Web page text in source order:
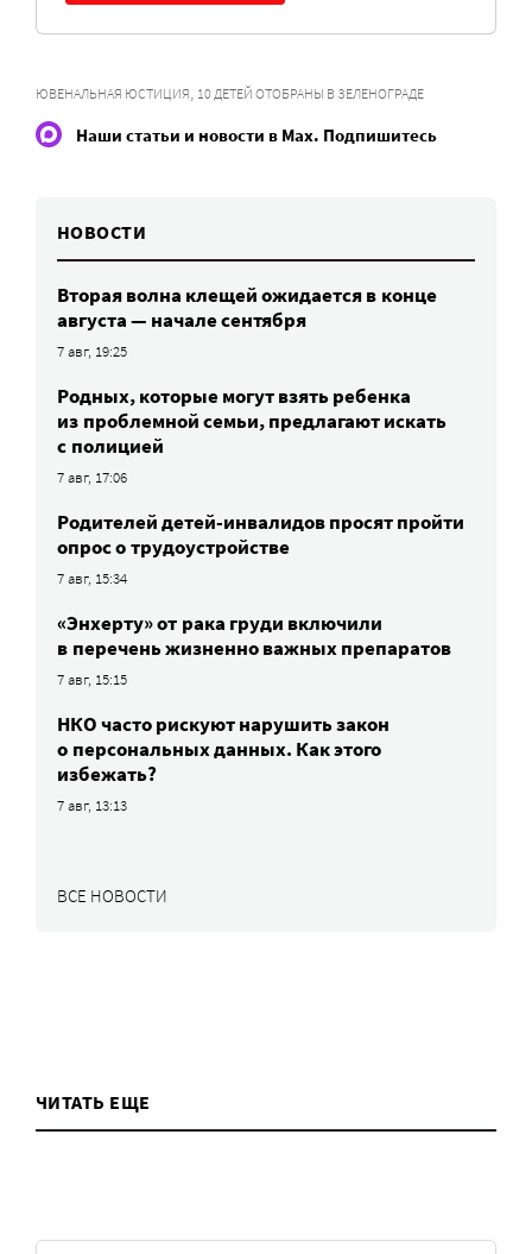
ЮВЕНАЛЬНАЯ ЮСТИЦИЯ, 10 ДЕТЕЙ ОТОБРАНЫ В ЗЕЛЕНОГРАДЕ
Наши статьи и новости в Max. Подпишитесь
НОВОСТИ
Вторая волна клещей ожидается в конце
августа — начале сентября
7 авг, 19:25
Родных, которые могут взять ребенка
из проблемной семьи, предлагают искать
с полицией
7 авг, 17:06
Родителей детей-инвалидов просят пройти
опрос о трудоустройстве
7 авг, 15:34
«Энхерту» от рака груди включили
в перечень жизненно важных препаратов
7 авг, 15:15
НКО часто рискуют нарушить закон
о персональных данных. Как этого
избежать?
7 авг, 13:13
ВСЕ НОВОСТИ
ЧИТАТЬ ЕЩЕ